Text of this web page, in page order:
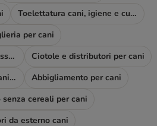
Toelettatura cani, igiene e cura
per cani
Trasportini per cani e accessori viaggio
Ciotole e distributori per cani
Complementi alimentari cani e diete
Abbigliamento per cani
senza cereali per cani
da esterno cani